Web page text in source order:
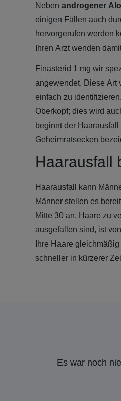
Neben androgener
einigen Fällen auch
hervorgerufen werden
Ihren Arzt wenden
Finasterid 1 mg wir
angewendet. Diese Art
einfach zu
Oberkopf; dies wird
beginnt der
Geheimratsecken
Haarausfall
Haarausfall kann
Männer stellen es
Mitte 30 an, Haare zu
ausgefallen sind, ist
Ihre Haare
schneller in kürzerer
Es war noch